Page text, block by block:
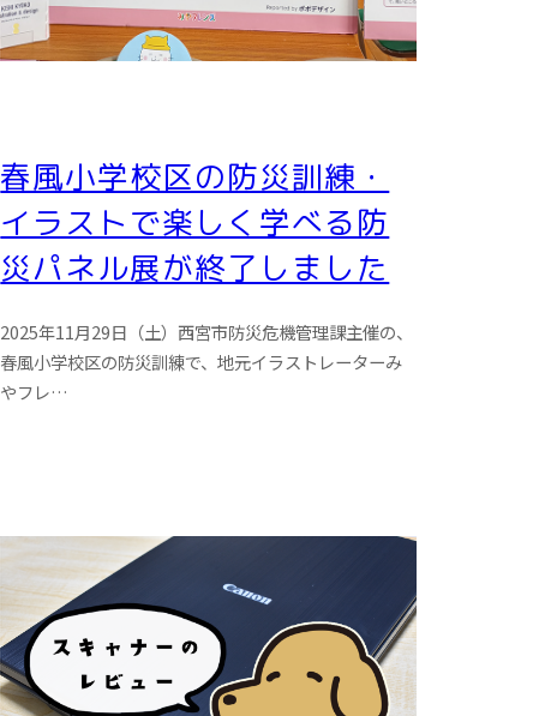
春風小学校区の防災訓練・
イラストで楽しく学べる防
災パネル展が終了しました
2025年11月29日（土）西宮市防災危機管理課主催の、
春風小学校区の防災訓練で、地元イラストレーターみ
やフレ…